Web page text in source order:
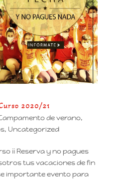
2020/21
de verano,
, Uncategorized
¡¡ Reserva y no pagues
tus vacaciones de fin
importante evento para